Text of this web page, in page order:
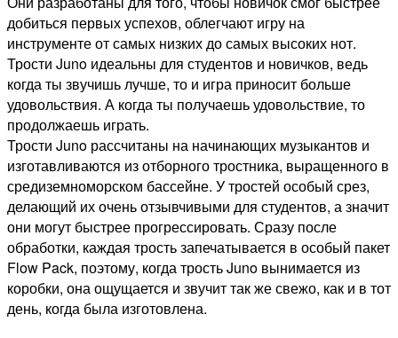
добиться первых успехов, облегчают игру на
инструменте от самых низких до самых высоких нот.
Трости Juno идеальны для студентов и новичков, ведь
когда ты звучишь лучше, то и игра приносит больше
удовольствия. А когда ты получаешь удовольствие, то
продолжаешь играть.
Трости Juno рассчитаны на начинающих музыкантов и
изготавливаются из отборного тростника, выращенного в
средиземноморском бассейне. У тростей особый срез,
делающий их очень отзывчивыми для студентов, а значит
они могут быстрее прогрессировать. Сразу после
обработки, каждая трость запечатывается в особый пакет
Flow Pack, поэтому, когда трость Juno вынимается из
коробки, она ощущается и звучит так же свежо, как и в тот
день, когда была изготовлена.